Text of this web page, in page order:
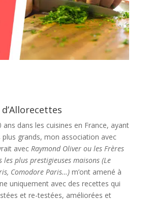
ans dans les cuisines en France, ayant
plus grands, mon association avec
avec Raymond Oliver ou les Frères
les plus prestigieuses maisons (Le
Comodore Paris…)m’ont amené à
uniquement avec des recettes qui
et re-testées, améliorées et